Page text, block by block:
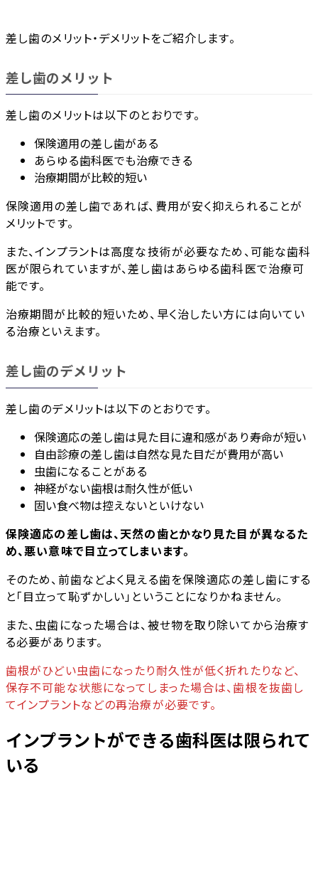
差し歯のメリット・デメリットをご紹介します。
差し歯のメリット
差し歯のメリットは以下のとおりです。
保険適用の差し歯がある
あらゆる歯科医でも治療できる
治療期間が比較的短い
保険適用の差し歯であれば、費用が安く抑えられることが
メリットです。
また、インプラントは高度な技術が必要なため、可能な歯科
医が限られていますが、差し歯はあらゆる歯科医で治療可
能です。
治療期間が比較的短いため、早く治したい方には向いてい
る治療といえます。
差し歯のデメリット
差し歯のデメリットは以下のとおりです。
保険適応の差し歯は見た目に違和感があり寿命が短い
自由診療の差し歯は自然な見た目だが費用が高い
虫歯になることがある
神経がない歯根は耐久性が低い
固い食べ物は控えないといけない
保険適応の差し歯は、天然の歯とかなり見た目が異なるた
め、悪い意味で目立ってしまいます。
そのため、前歯などよく見える歯を保険適応の差し歯にする
と「目立って恥ずかしい」ということになりかねません。
また、虫歯になった場合は、被せ物を取り除いてから治療す
る必要があります。
歯根がひどい虫歯になったり耐久性が低く折れたりなど、
保存不可能な状態になってしまった場合は、歯根を抜歯し
てインプラントなどの再治療が必要です。
インプラントができる歯科医は限られて
いる